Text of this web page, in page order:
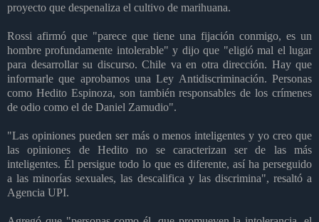
proyecto que despenaliza el cultivo de marihuana.
Rossi afirmó que "parece que tiene una fijación conmigo, es un
hombre profundamente intolerable" y dijo que "eligió mal el lugar
para desarrollar su discurso. Chile va en otra dirección. Hay que
informarle que aprobamos una Ley Antidiscriminación. Personas
como Hedito Espinoza, son también responsables de los crímenes
de odio como el de Daniel Zamudio".
"Las opiniones pueden ser más o menos inteligentes y yo creo que
las opiniones de Hedito no se caracterizan ser de las más
inteligentes. Él persigue todo lo que es diferente, así ha perseguido
a las minorías sexuales, las descalifica y las discrimina", resaltó a
Agencia UPI.